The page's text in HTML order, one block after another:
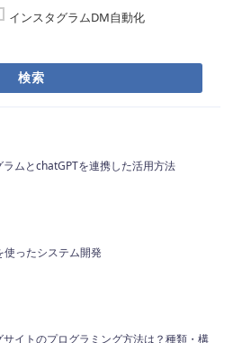
インスタグラムDM自動化
検索
ラムとchatGPTを連携した活用方法
使ったシステム開発
サイトのプログラミング方法は？種類・構